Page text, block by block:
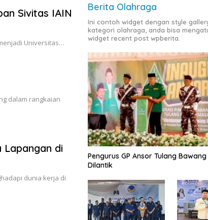
Sivitas IAIN
Universitas…
dalam rangkaian
di
dunia kerja di
Berita Olahraga
Ini contoh widget dengan style
kategori olahraga, anda bisa
widget recent post wpberita.
Pengurus GP Ansor Tulang Bawang
Dilantik